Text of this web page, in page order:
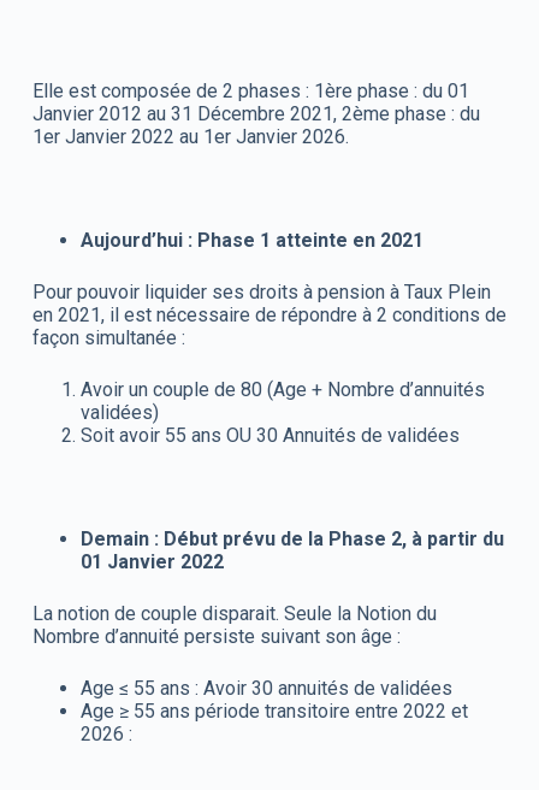
Elle est composée de 2 phases : 1ère phase : du 01
Janvier 2012 au 31 Décembre 2021, 2ème phase : du
1er Janvier 2022 au 1er Janvier 2026.
Aujourd’hui : Phase 1 atteinte en 2021
Pour pouvoir liquider ses droits à pension à Taux Plein
en 2021, il est nécessaire de répondre à 2 conditions de
façon simultanée :
Avoir un couple de 80 (Age + Nombre d’annuités
validées)
Soit avoir 55 ans OU 30 Annuités de validées
Demain : Début prévu de la Phase 2, à partir du
01 Janvier 2022
La notion de couple disparait. Seule la Notion du
Nombre d’annuité persiste suivant son âge :
Age ≤ 55 ans : Avoir 30 annuités de validées
Age ≥ 55 ans période transitoire entre 2022 et
2026 :